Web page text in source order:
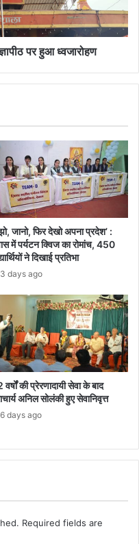
पर हुआ ध्वजारोहण
जानो, फिर देखो अपना प्रदेश’ :
में पर्यटन क्विज का रोमांच, 450
ने दिखाई प्रतिभा
3 days ago
की प्रेरणादायी सेवा के बाद
अनिल सोलंकी हुए सेवानिवृत्त
6 days ago
Required fields are